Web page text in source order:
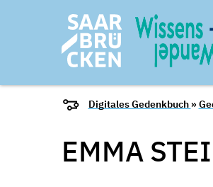
Digitales Gedenkbuch »
EMMA